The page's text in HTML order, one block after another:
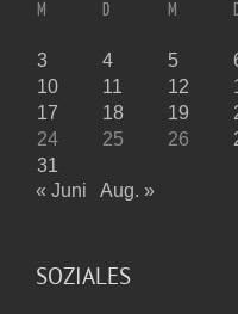
M D M
3
4 5
10
11 12
17
18 19
24
25 26
31
« Juni
Aug. »
SOZIALES